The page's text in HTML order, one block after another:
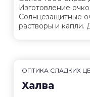
Изготовление
Солнцезащитные
растворы и капли.
ОПТИКА СЛАДКИХ
Халва